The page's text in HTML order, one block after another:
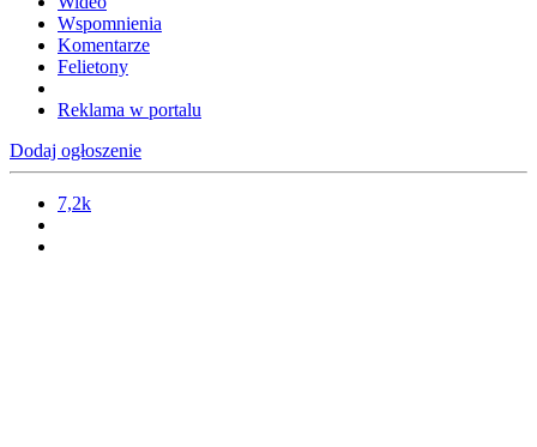
Wspomnienia
Komentarze
Felietony
Reklama w portalu
Dodaj ogłoszenie
7,2k